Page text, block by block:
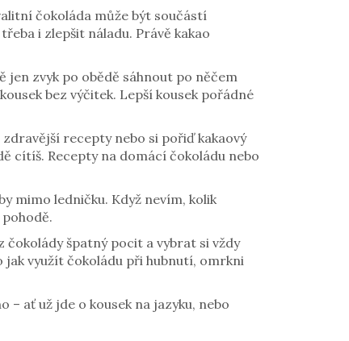
čokoláda může být součástí
i zlepšit náladu. Právě kakao
jen zvyk po obědě sáhnout po něčem
bez výčitek. Lepší kousek pořádné
recepty nebo si pořiď kakaový
cítíš. Recepty na domácí čokoládu nebo
mimo ledničku. Když nevím, kolik
čokolády špatný pocit a vybrat si vždy
využít čokoládu při hubnutí, omrkni
ať už jde o kousek na jazyku, nebo